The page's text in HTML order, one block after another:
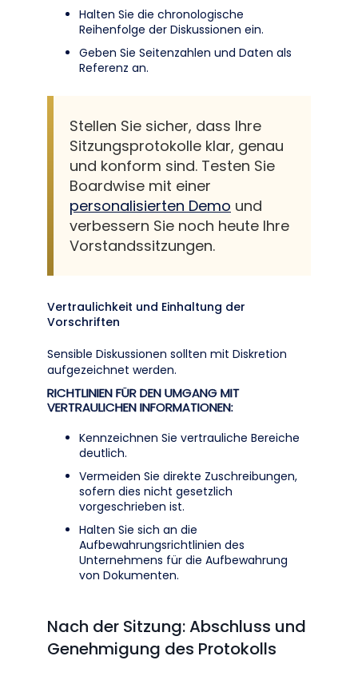
Halten Sie die chronologische
Reihenfolge der Diskussionen ein.
Geben Sie Seitenzahlen und Daten als
Referenz an.
Stellen Sie sicher, dass Ihre
Sitzungsprotokolle klar, genau
und konform sind. Testen Sie
Boardwise mit einer
personalisierten Demo und
verbessern Sie noch heute Ihre
Vorstandssitzungen.
Vertraulichkeit und Einhaltung der
Vorschriften
Sensible Diskussionen sollten mit Diskretion
aufgezeichnet werden.
RICHTLINIEN FÜR DEN UMGANG MIT
VERTRAULICHEN INFORMATIONEN:
Kennzeichnen Sie vertrauliche Bereiche
deutlich.
Vermeiden Sie direkte Zuschreibungen,
sofern dies nicht gesetzlich
vorgeschrieben ist.
Halten Sie sich an die
Aufbewahrungsrichtlinien des
Unternehmens für die Aufbewahrung
von Dokumenten.
Nach der Sitzung: Abschluss und
Genehmigung des Protokolls